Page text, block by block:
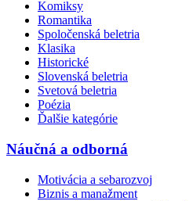
Komiksy
Romantika
Spoločenská beletria
Klasika
Historické
Slovenská beletria
Svetová beletria
Poézia
Ďalšie kategórie
Náučná a odborná
Motivácia a sebarozvoj
Biznis a manažment